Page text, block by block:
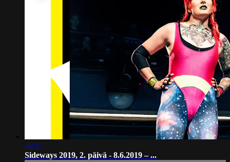
49:47
Sideways 2019, 2. päivä - 8.6.2019 – ...